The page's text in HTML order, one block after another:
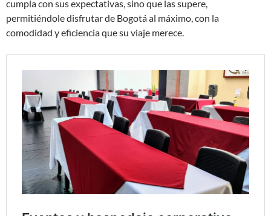
cumpla con sus expectativas, sino que las supere,
permitiéndole disfrutar de Bogotá al máximo, con la
comodidad y eficiencia que su viaje merece.